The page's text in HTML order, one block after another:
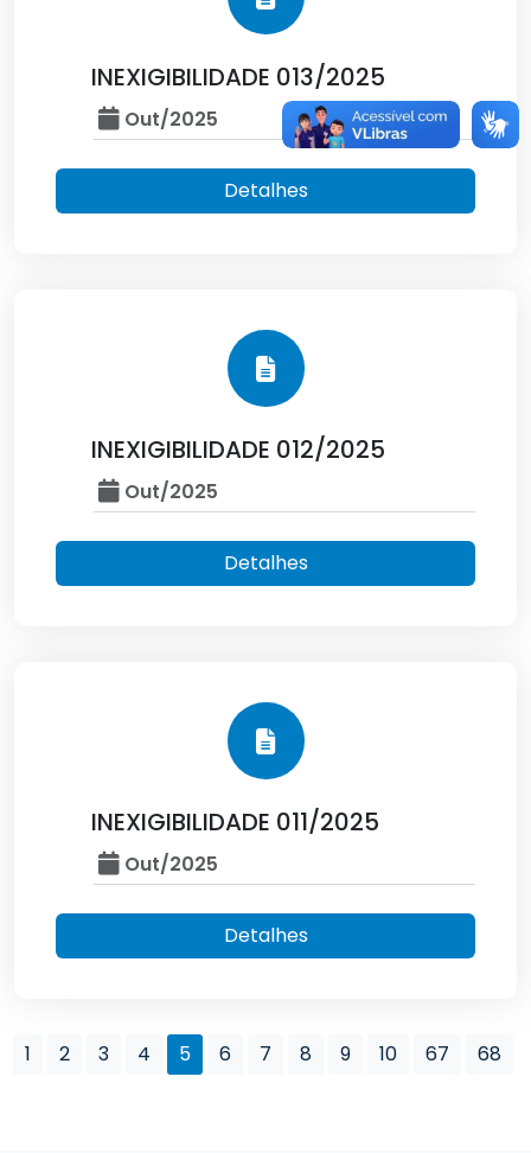
INEXIGIBILIDADE 013/2025
Out/2025
Detalhes
INEXIGIBILIDADE 012/2025
Out/2025
Detalhes
INEXIGIBILIDADE 011/2025
Out/2025
Detalhes
1 2 3 4 5 6 7 8 9 10 67 68